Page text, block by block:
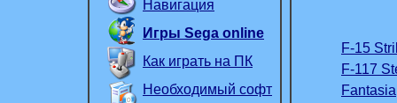
F-15
F-117
Fantasia
Навигация
Как играть на ПК
Необходимый софт
Игры Sega online